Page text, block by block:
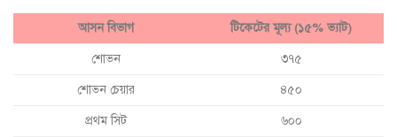
আসন বিভাগ টিকেটের মূল্য (১৫% ভ্যাট)
শোভন ৩৭৫
শোভন চেয়ার ৪৫০
প্রথম সিট ৬০০